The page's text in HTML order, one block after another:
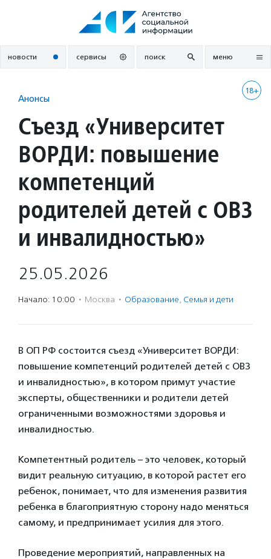
новости сервисы поиск меню
18+
Анонсы
Съезд «Университет
ВОРДИ: повышение
компетенций
родителей детей с ОВЗ
и инвалидностью»
25.05.2026
Начало: 10:00 · Москва · Образование, Семья и дети
В ОП РФ состоится съезд «Университет ВОРДИ:
повышение компетенций родителей детей с ОВЗ
и инвалидностью», в котором примут участие
эксперты, общественники и родители детей
ограниченными возможностями здоровья и
инвалидностью.
Компетентный родитель – это человек, который
видит реальную ситуацию, в которой растет его
ребенок, понимает, что для изменения развития
ребенка в благоприятную сторону надо меняться
самому, и предпринимает усилия для этого.
Проведение мероприятий, направленных на